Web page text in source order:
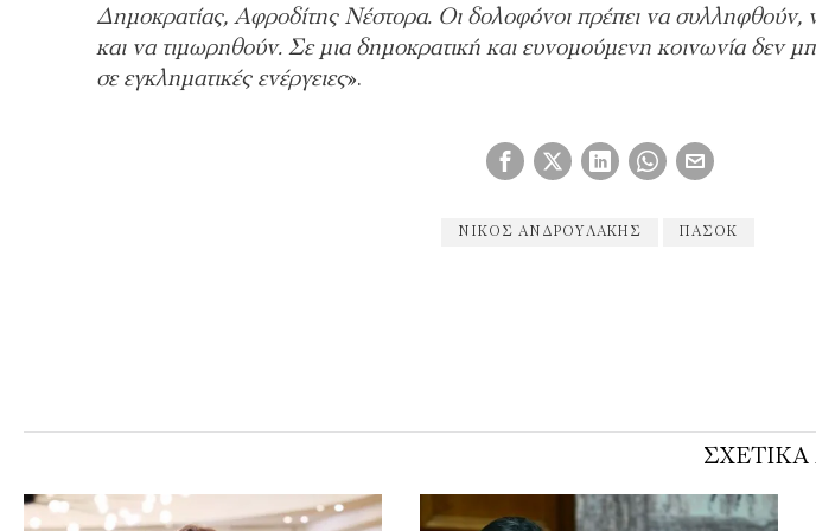
Δημοκρατίας, Αφροδίτης Νέστορα. Οι δολοφόνοι πρέπει να συλληφθούν,
και να τιμωρηθούν. Σε μια δημοκρατική και ευνομούμενη κοινωνία δεν
σε εγκληματικές ενέργειες».
ΝΊΚΟΣ ΑΝΔΡΟΥΛΆΚΗΣ ΠΑΣΟΚ
ΣΧΕΤΙΚΑ